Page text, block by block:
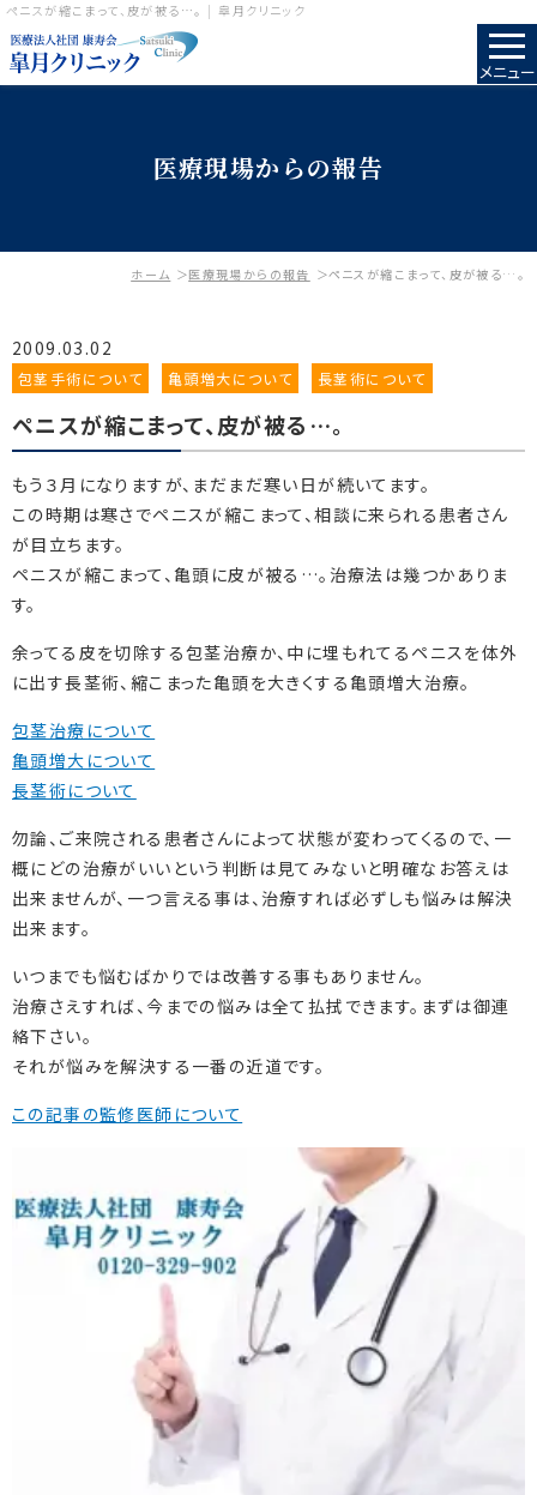
ペニスが縮こまって、皮が被る…。 | 皐月クリニック
メニュー
医療現場からの報告
ホーム 医療現場からの報告 ペニスが縮こまって、皮が被る…。
2009.03.02
包茎手術について 亀頭増大について 長茎術について
ペニスが縮こまって、皮が被る…。
もう３月になりますが、まだまだ寒い日が続いてます。
この時期は寒さでペニスが縮こまって、相談に来られる患者さん
が目立ちます。
ペニスが縮こまって、亀頭に皮が被る…。治療法は幾つかありま
す。
余ってる皮を切除する包茎治療か、中に埋もれてるペニスを体外
に出す長茎術、縮こまった亀頭を大きくする亀頭増大治療。
包茎治療について
亀頭増大について
長茎術について
勿論、ご来院される患者さんによって状態が変わってくるので、一
概にどの治療がいいという判断は見てみないと明確なお答えは
出来ませんが、一つ言える事は、治療すれば必ずしも悩みは解決
出来ます。
いつまでも悩むばかりでは改善する事もありません。
治療さえすれば、今までの悩みは全て払拭できます。まずは御連
絡下さい。
それが悩みを解決する一番の近道です。
この記事の監修医師について